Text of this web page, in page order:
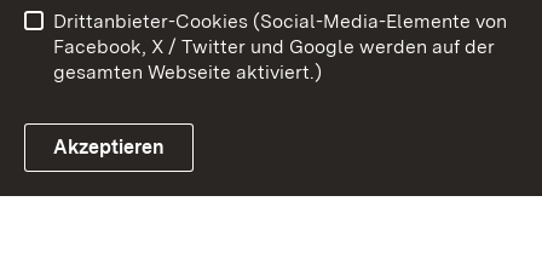
Link zum Landesportal
Impressum Cookies
Drittanbieter-Cookies (Social-Media-Elemente von
Facebook, X / Twitter und Google werden auf der
gesamten Webseite aktiviert.)
Akzeptieren